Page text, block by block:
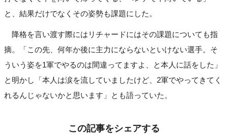
と、結果だけでなくその姿勢も課題にした。
降格を言い渡す際にはリチャードにはその課題についても指
摘。「この先、何年か後に主力にならないといけない選手。そ
ういう姿を1軍でやるのは間違ってますよ、と本人に話をした」
と明かし「本人は涙を流していましたけど、2軍でやってきてく
れるんじゃないかと思います」とも語っていた。
この記事をシェアする